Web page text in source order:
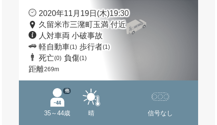
2020年11月19日(木)19:30
久留米市三潴町玉満 付近
人対車両 小破事故
軽自動車(1) 歩行者(1)
死亡(0) 負傷(1)
距離269m
35～44歳
他
晴 信号なし